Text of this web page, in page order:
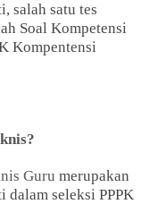
salah satu tes
Soal Kompetensi
Kompentensi
Guru merupakan
dalam seleksi PPPK